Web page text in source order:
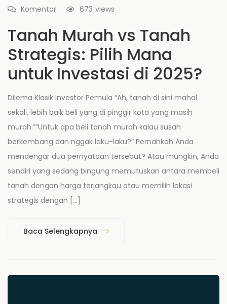
Komentar
views
673
Tanah Murah vs Tanah
Strategis: Pilih Mana
untuk Investasi di 2025?
Dilema Klasik Investor Pemula “Ah, tanah di sini mahal
sekali, lebih baik beli yang di pinggir kota yang masih
murah.”“Untuk apa beli tanah murah kalau susah
berkembang dan nggak laku-laku?” Pernahkah Anda
mendengar dua pernyataan tersebut? Atau mungkin, Anda
sendiri yang sedang bingung memutuskan antara membeli
tanah dengan harga terjangkau atau memilih lokasi
strategis dengan […]
Baca Selengkapnya